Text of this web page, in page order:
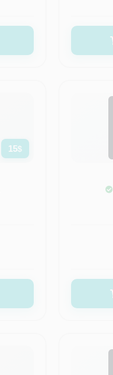
15$